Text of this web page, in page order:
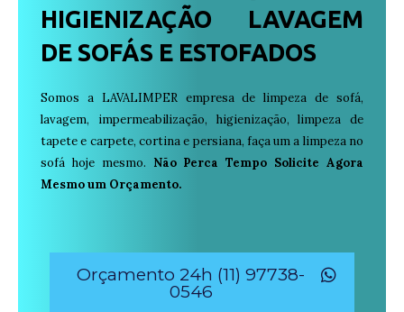
HIGIENIZAÇÃO LAVAGEM
DE SOFÁS E ESTOFADOS
Somos a LAVALIMPER empresa de limpeza de sofá,
lavagem, impermeabilização, higienização, limpeza de
tapete e carpete, cortina e persiana, faça um a limpeza no
sofá hoje mesmo. Não Perca Tempo Solicite Agora
Mesmo um Orçamento.
Orçamento 24h (11) 97738-
0546